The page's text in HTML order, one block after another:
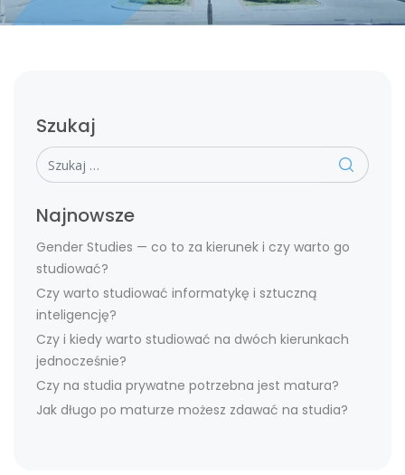
Szukaj
Szukaj
Najnowsze
Gender Studies — co to za kierunek i czy warto go
studiować?
Czy warto studiować informatykę i sztuczną
inteligencję?
Czy i kiedy warto studiować na dwóch kierunkach
jednocześnie?
Czy na studia prywatne potrzebna jest matura?
Jak długo po maturze możesz zdawać na studia?